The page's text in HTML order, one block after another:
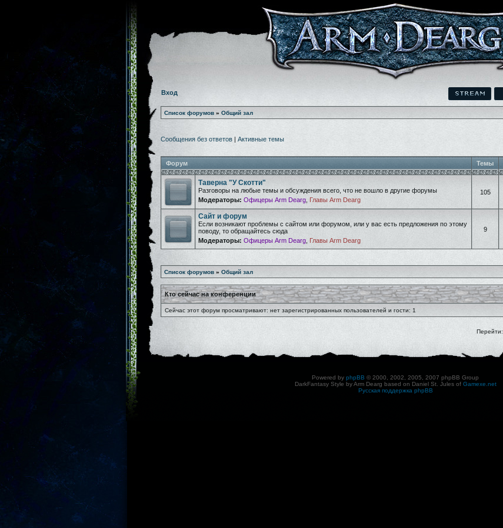
Вход
Список форумов » Общий зал
Сообщения без ответов | Активные темы
Форум Темы
Таверна "У Скотти"
Разговоры на любые темы и обсуждения всего, что не вошло в другие форумы
Модераторы: Офицеры Arm Dearg Главы Arm Dearg
105
Сайт и форум
Если возникают проблемы с сайтом или форумом, или у вас есть предложения по этому
поводу, то обращайтесь сюда
Модераторы: Офицеры Arm Dearg Главы Arm Dearg
9
Список форумов » Общий зал
Кто сейчас на конференции
Сейчас этот форум просматривают: нет зарегистрированных пользователей и гости: 1
Перейти:
Powered by phpBB © 2000, 2002, 2005, 2007 phpBB Group
DarkFantasy Style by Arm Dearg based on Daniel St. Jules of Gamexe.net
Русская поддержка phpBB